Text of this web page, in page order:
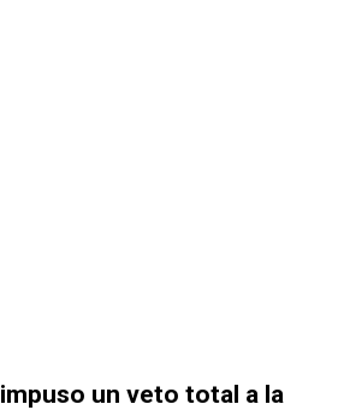
impuso un veto total a la